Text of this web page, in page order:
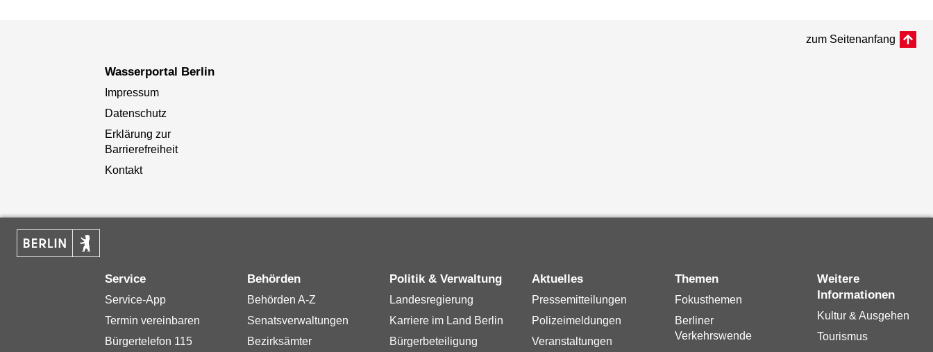
zum Seitenanfang
Wasserportal Berlin
Impressum
Datenschutz
Erklärung zur
Barrierefreiheit
Kontakt
Service
Service-App
Termin vereinbaren
Bürgertelefon 115
Behörden
Behörden A-Z
Senatsverwaltungen
Bezirksämter
Politik & Verwaltung
Landesregierung
Karriere im Land Berlin
Bürgerbeteiligung
Aktuelles
Pressemitteilungen
Polizeimeldungen
Veranstaltungen
Themen
Fokusthemen
Berliner
Verkehrswende
Weitere
Informationen
Kultur & Ausgehen
Tourismus